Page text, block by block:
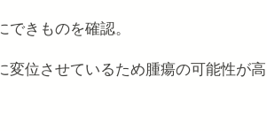
きものを確認。
変位させているため腫瘍の可能性が高